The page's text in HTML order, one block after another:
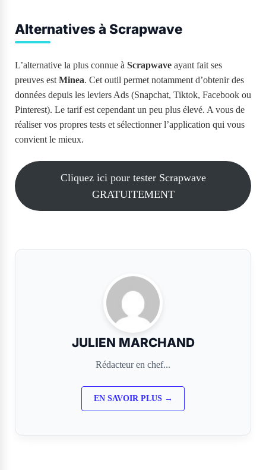
Alternatives à Scrapwave
L’alternative la plus connue à Scrapwave ayant fait ses
preuves est Minea. Cet outil permet notamment d’obtenir des
données depuis les leviers Ads (Snapchat, Tiktok, Facebook ou
Pinterest). Le tarif est cependant un peu plus élevé. A vous de
réaliser vos propres tests et sélectionner l’application qui vous
convient le mieux.
Cliquez ici pour tester Scrapwave
GRATUITEMENT
JULIEN MARCHAND
Rédacteur en chef...
EN SAVOIR PLUS →